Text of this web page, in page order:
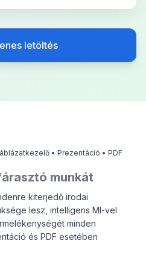
letöltés
• Prezentáció • PDF
munkát
kiterjedő irodai
lesz, intelligens MI-vel
minden
és PDF esetében